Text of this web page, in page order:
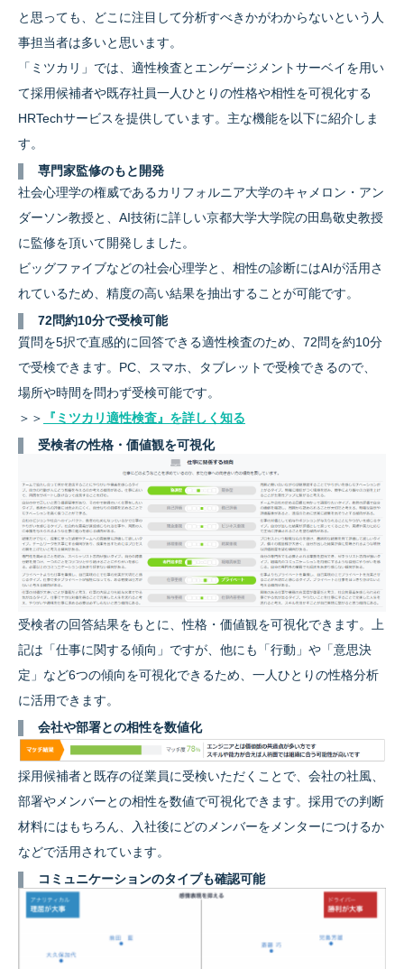
と思っても、どこに注目して分析すべきかがわからないという人
事担当者は多いと思います。
「ミツカリ」では、適性検査とエンゲージメントサーベイを用い
て採用候補者や既存社員一人ひとりの性格や相性を可視化する
HRTechサービスを提供しています。主な機能を以下に紹介しま
す。
専門家監修のもと開発
社会心理学の権威であるカリフォルニア大学のキャメロン・アン
ダーソン教授と、AI技術に詳しい京都大学大学院の田島敬史教授
に監修を頂いて開発しました。
ビッグファイブなどの社会心理学と、相性の診断にはAIが活用さ
れているため、精度の高い結果を抽出することが可能です。
72問約10分で受検可能
質問を5択で直感的に回答できる適性検査のため、72問を約10分
で受検できます。PC、スマホ、タブレットで受検できるので、
場所や時間を問わず受検可能です。
＞＞
『ミツカリ適性検査』を詳しく知る
受検者の性格・価値観を可視化
受検者の回答結果をもとに、性格・価値観を可視化できます。上
記は「仕事に関する傾向」ですが、他にも「行動」や「意思決
定」など6つの傾向を可視化できるため、一人ひとりの性格分析
に活用できます。
会社や部署との相性を数値化
採用候補者と既存の従業員に受検いただくことで、会社の社風、
部署やメンバーとの相性を数値で可視化できます。採用での判断
材料にはもちろん、入社後にどのメンバーをメンターにつけるか
などで活用されています。
コミュニケーションのタイプも確認可能